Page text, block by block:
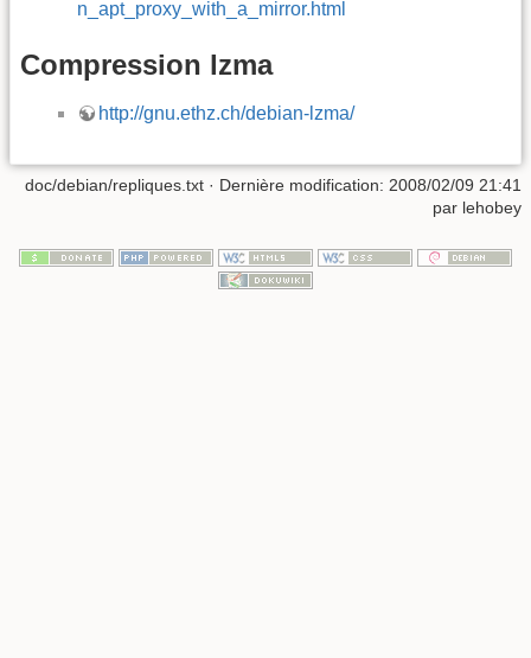
n_apt_proxy_with_a_mirror.html
Compression lzma
http://gnu.ethz.ch/debian-lzma/
doc/debian/repliques.txt · Dernière modification: 2008/02/09 21:41
par lehobey